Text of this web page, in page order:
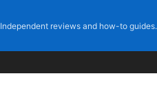
Independent reviews and how-to guides.